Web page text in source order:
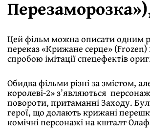
Цей фільм можна описати одним
переказ «Крижане серце» (Frozen)
спробою імітації спецефектів
Обидва фільми різні за змістом,
королеві-2» з’являються
повороти, притаманні Заходу.
герої, що долають крижані
комічні персонажі на кшталт